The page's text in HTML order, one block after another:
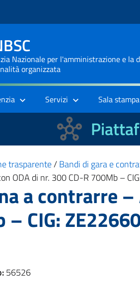
Nazionale per l'amministrazione e
organizzata
Servizi Sala stampa
trasparente/Bandi di gara e
ODA di nr. 300 CD-R 700Mb –
a contrarre –
– CIG:
56526